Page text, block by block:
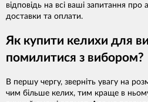
відповідь на всі ваші запитання
доставки та оплати.
Як купити келихи для
помилитися з вибором?
В першу чергу, зверніть увагу на
чим більше келих, тим краще в